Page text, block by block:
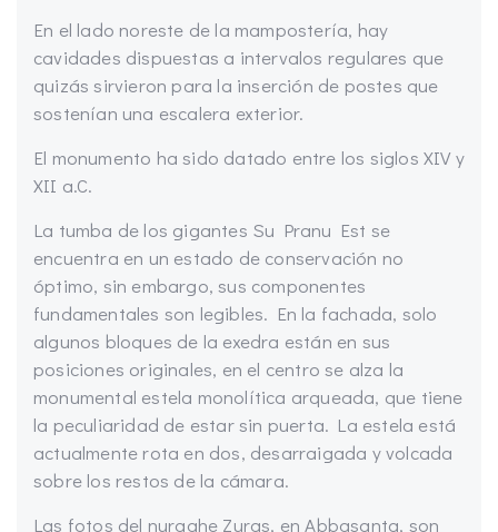
En el lado noreste de la mampostería, hay
cavidades dispuestas a intervalos regulares que
quizás sirvieron para la inserción de postes que
sostenían una escalera exterior.
El monumento ha sido datado entre los siglos XIV y
XII a.C.
La tumba de los gigantes Su Pranu Est se
encuentra en un estado de conservación no
óptimo, sin embargo, sus componentes
fundamentales son legibles. En la fachada, solo
algunos bloques de la exedra están en sus
posiciones originales, en el centro se alza la
monumental estela monolítica arqueada, que tiene
la peculiaridad de estar sin puerta. La estela está
actualmente rota en dos, desarraigada y volcada
sobre los restos de la cámara.
Las fotos del nuraghe Zuras, en Abbasanta, son